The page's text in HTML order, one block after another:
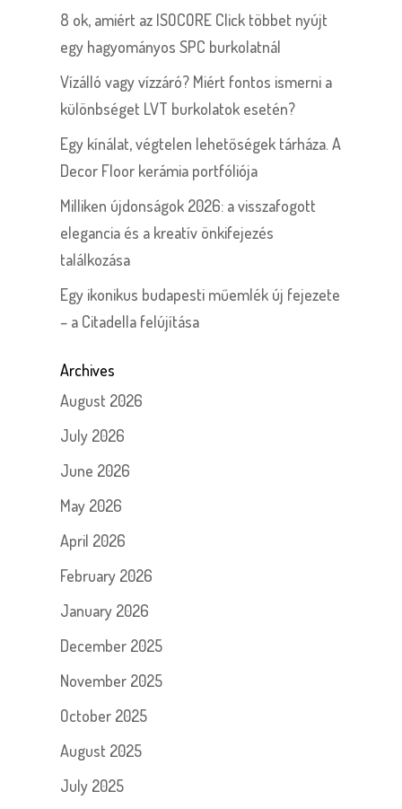
8 ok, amiért az ISOCORE Click többet nyújt
egy hagyományos SPC burkolatnál
Vízálló vagy vízzáró? Miért fontos ismerni a
különbséget LVT burkolatok esetén?
Egy kínálat, végtelen lehetőségek tárháza. A
Decor Floor kerámia portfóliója
Milliken újdonságok 2026: a visszafogott
elegancia és a kreatív önkifejezés
találkozása
Egy ikonikus budapesti műemlék új fejezete
– a Citadella felújítása
Archives
August 2026
July 2026
June 2026
May 2026
April 2026
February 2026
January 2026
December 2025
November 2025
October 2025
August 2025
July 2025